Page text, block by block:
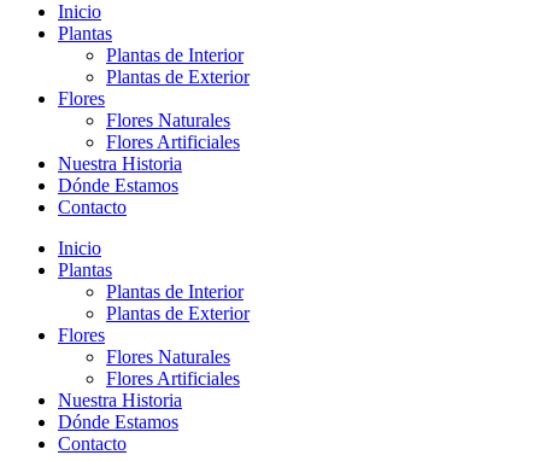
Inicio
Plantas
Plantas de Interior
Plantas de Exterior
Flores
Flores Naturales
Flores Artificiales
Nuestra Historia
Dónde Estamos
Contacto
Inicio
Plantas
Plantas de Interior
Plantas de Exterior
Flores
Flores Naturales
Flores Artificiales
Nuestra Historia
Dónde Estamos
Contacto